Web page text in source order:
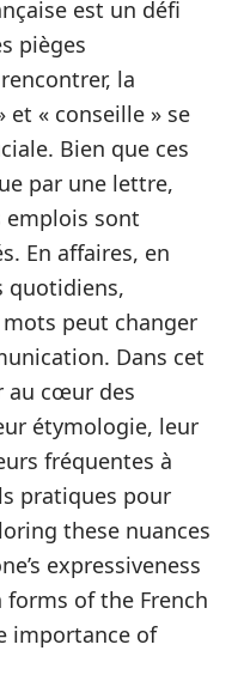
est un défi
pièges
la
« conseille » se
Bien que ces
par une lettre,
sont
En affaires, en
quotidiens,
peut changer
Dans cet
au cœur des
étymologie, leur
fréquentes à
pratiques pour
these nuances
expressiveness
of the French
importance of